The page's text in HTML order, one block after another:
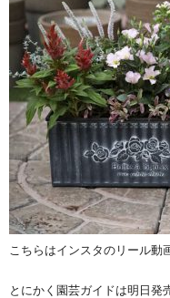
こちらはインスタのリール動
とにかく園芸ガイドは明日発